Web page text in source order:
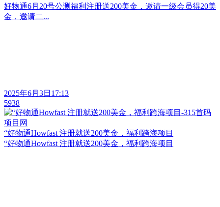
好物通6月20号公测福利注册送200美金，邀请一级会员得20美
金，邀请二...
2025年6月3日17:13
5938
“好物通Howfast 注册就送200美金，福利跨海项目
“好物通Howfast 注册就送200美金，福利跨海项目